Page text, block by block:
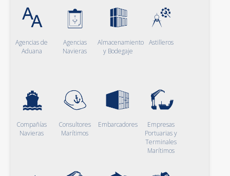
Agencias de
Aduana
Agencias
Navieras
Almacenamiento
y Bodegaje
Astilleros
Compañías
Navieras
Consultores
Marítimos
Embarcadores
Empresas
Portuarias y
Terminales
Marítimos